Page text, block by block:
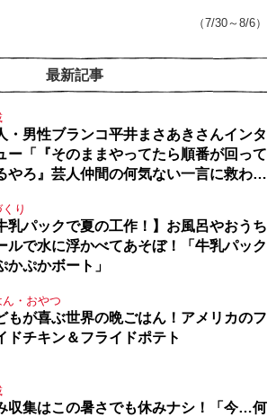
（7/30～8/6）
最新記事
・男性ブランコ平井まさあきさんインタ
ー「『そのままやってたら順番が回って
やろ』芸人仲間の何気ない一言に救われ
り
乳パックで夏の工作！】お風呂やおうち
ルで水に浮かべてあそぼ！「牛乳パック
かぷかボート」
ん・おやつ
もが喜ぶ世界の晩ごはん！アメリカのフ
ドチキン＆フライドポテト
収集はこの暑さでも休みナシ！「今…何